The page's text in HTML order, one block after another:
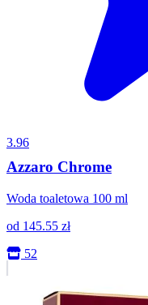
3.96
Azzaro Chrome
Woda toaletowa 100 ml
od 145.55 zł
52